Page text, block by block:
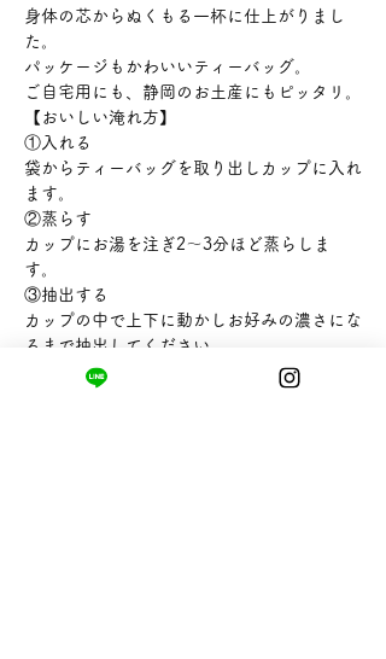
身体の芯からぬくもる一杯に仕上がりまし
た。
パッケージもかわいいティーバッグ。
ご自宅用にも、静岡のお土産にもピッタリ。
【おいしい淹れ方】
①入れる
袋からティーバッグを取り出しカップに入れ
ます。
②蒸らす
カップにお湯を注ぎ2〜3分ほど蒸らしま
す。
③抽出する
カップの中で上下に動かしお好みの濃さにな
るまで抽出してください。